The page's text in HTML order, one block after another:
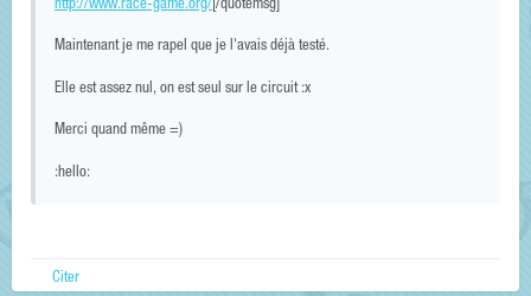
http://www.race-game.org/ [/quotemsg]
Maintenant je me rapel que je l'avais déjà testé.
Elle est assez nul, on est seul sur le circuit :x
Merci quand même =)
:hello:
Citer